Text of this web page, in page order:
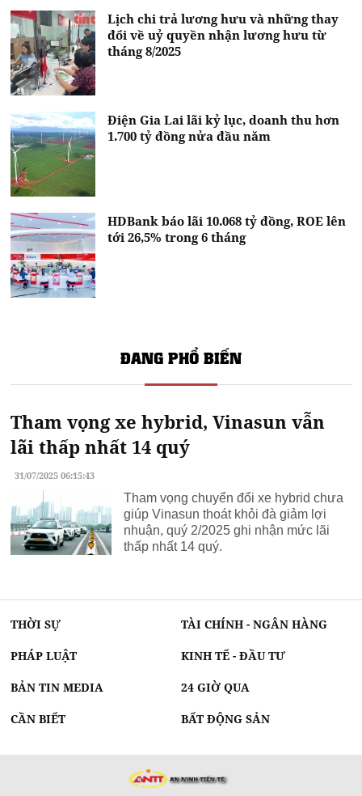
Lịch chi trả lương hưu và những thay
đổi về uỷ quyền nhận lương hưu từ
tháng 8/2025
Điện Gia Lai lãi kỷ lục, doanh thu hơn
1.700 tỷ đồng nửa đầu năm
HDBank báo lãi 10.068 tỷ đồng, ROE lên
tới 26,5% trong 6 tháng
ĐANG PHỔ BIẾN
Tham vọng xe hybrid, Vinasun vẫn
lãi thấp nhất 14 quý
31/07/2025 06:15:43
Tham vọng chuyển đổi xe hybrid chưa
giúp Vinasun thoát khỏi đà giảm lợi
nhuận, quý 2/2025 ghi nhận mức lãi
thấp nhất 14 quý.
THỜI SỰ TÀI CHÍNH - NGÂN HÀNG
PHÁP LUẬT KINH TẾ - ĐẦU TƯ
BẢN TIN MEDIA 24 GIỜ QUA
CẦN BIẾT BẤT ĐỘNG SẢN